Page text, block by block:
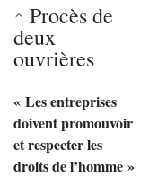
Procès de
deux
ouvrières
« Les entreprises
doivent promouvoir
et respecter les
droits de l’homme »